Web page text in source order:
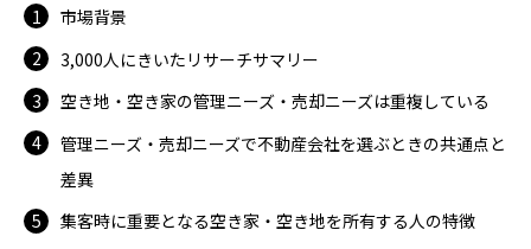
市場背景
3,000人にきいたリサーチサマリー
空き地・空き家の管理ニーズ・売却ニーズは重複している
管理ニーズ・売却ニーズで不動産会社を選ぶときの共通点と
差異
集客時に重要となる空き家・空き地を所有する人の特徴